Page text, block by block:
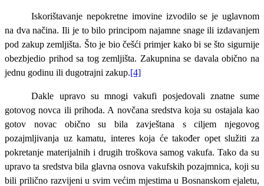
Iskorištavanje nepokretne imovine izvodilo se je uglavnom
na dva načina. Ili je to bilo principom najamne snage ili izdavanjem
pod zakup zemljišta. Što je bio češći primjer kako bi se što sigurnije
obezbjedio prihod sa tog zemljišta. Zakupnina se davala obično na
jednu godinu ili dugotrajni zakup.[4]
Dakle upravo su mnogi vakufi posjedovali znatne sume
gotovog novca ili prihoda. A novčana sredstva koja su ostajala kao
gotov novac obično su bila zavještana s ciljem njegovog
pozajmljivanja uz kamatu, interes koja će također opet služiti za
pokretanje materijalnih i drugih troškova samog vakufa. Tako da su
upravo ta sredstva bila glavna osnova vakufskih pozajmnica, koji su
bili prilično razvijeni u svim većim mjestima u Bosnanskom ejaletu,